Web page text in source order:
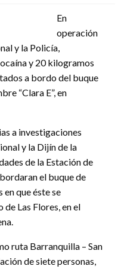
En
operación
y la Policía,
y 20 kilogramos
a bordo del buque
“Clara E”, en
a investigaciones
y la Dijín de la
de la Estación de
el buque de
en que éste se
Las Flores, en el
ruta Barranquilla – San
de siete personas,